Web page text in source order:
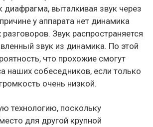
диафрагма, выталкивая звук через
у аппарата нет динамика
Звук распространяется
звук из динамика. По этой
что прохожие смогут
наших собеседников, если только
очень низкой.
технологию, поскольку
для другой крупной